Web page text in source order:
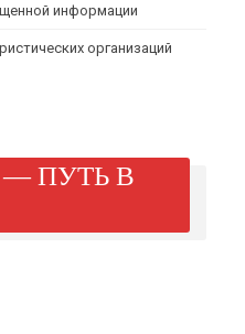
информации
организаций
ПУТЬ В